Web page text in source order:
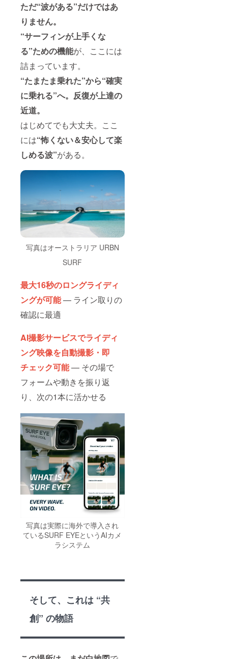
ただ“波がある”だけではあ
りません。
“サーフィンが上手くな
る”ための機能が、ここには
詰まっています。
“たまたま乗れた”から“確実
に乗れる”へ。 反復が上達の
近道。
はじめてでも大丈夫。ここ
には“怖くない＆安心して楽
しめる波”がある。
写真はオーストラリア URBN
SURF
最大16秒のロングライディ
ングが可能— ライン取りの
確認に最適
AI撮影サービスでライディ
ング映像を自動撮影・即
チェック可能— その場で
フォームや動きを振り返
り、次の1本に活かせる
写真は実際に海外で導入され
ているSURF EYEというAIカメ
ラシステム
そして、これは “共
創” の物語